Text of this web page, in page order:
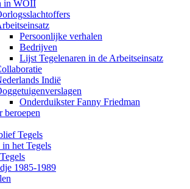
in WOII
Persoonlijke verhalen
Bedrijven
Lijst Tegelenaren in de Arbeitseinsatz
Indië
Onderduikster Fanny Friedman
beroepen
Tegels
het Tegels
1985-1989